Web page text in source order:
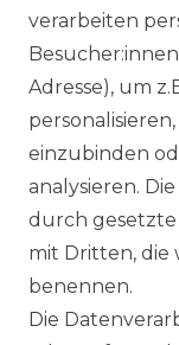
verarbeiten
Adresse), um
einzubinden
analysieren.
durch gesetzte
mit Dritten, die
benennen.
Die